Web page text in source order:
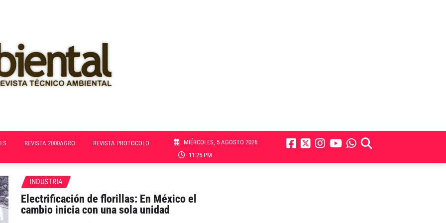
REVISTA 2000AGRO REVISTA PROTOCOLO
MIÉRCOLES, 5 AGOSTO 2026
11:25 PM
INDUSTRIA
Electrificación de florillas: En México el
cambio inicia con una sola unidad